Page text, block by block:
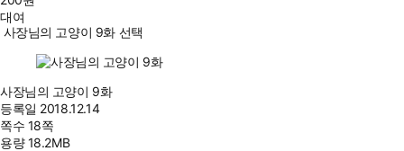
대여
사장님의 고양이 9화 선택
사장님의 고양이 9화
등록일 2018.12.14
쪽수 18쪽
용량18.2MB